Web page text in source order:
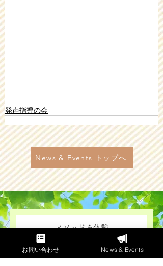
発声指導の会
News & Events トップへ
​「発声指導の会」
メソッドを体験
お問い合わせ News & Events